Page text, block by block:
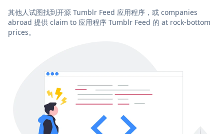
其他人试图找到开源 Tumblr Feed 应用程序，或 companies
abroad 提供 claim to 应用程序 Tumblr Feed 的 at rock-bottom
prices。